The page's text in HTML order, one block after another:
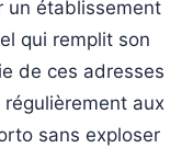
un établissement
qui remplit son
de ces adresses
aux
sans exploser